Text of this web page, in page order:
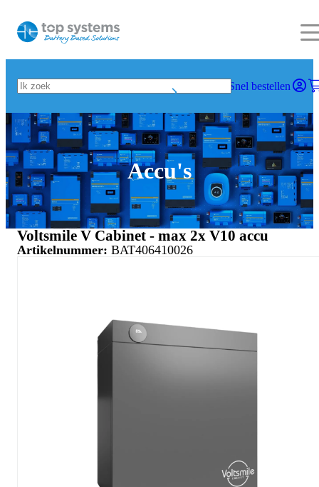
Snel bestellen
Accu's
Voltsmile V Cabinet - max 2x V10 accu
Artikelnummer: BAT406410026